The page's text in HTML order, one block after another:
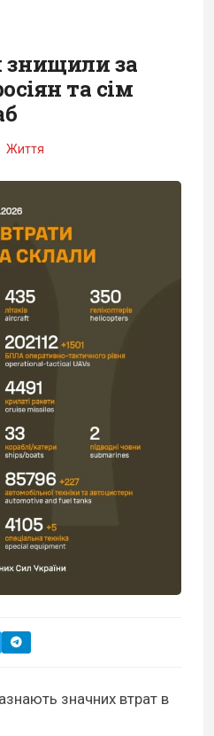
знищили за
та сім
Життя
значних втрат в